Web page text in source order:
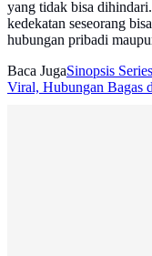
yang tidak bisa
kedekatan seseorang
hubungan pribadi
Baca JugaSinopsis
Viral, Hubungan Bagas